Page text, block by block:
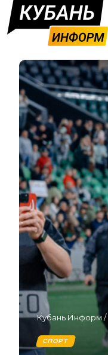
Кубань Информ/
СПОРТ